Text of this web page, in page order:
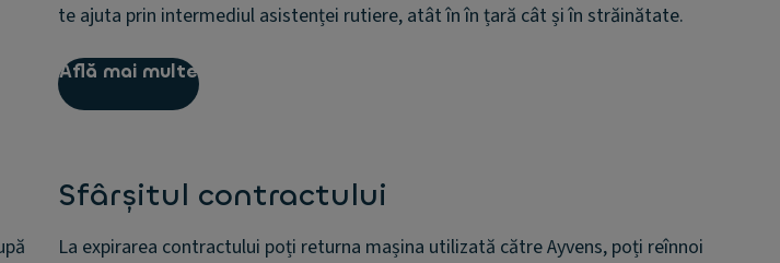
te ajuta prin intermediul asistenței rutiere, atât în în țară cât și în străinătate.
Află mai multe
Sfârșitul contractului
La expirarea contractului poți returna mașina utilizată către Ayvens, poți reînnoi